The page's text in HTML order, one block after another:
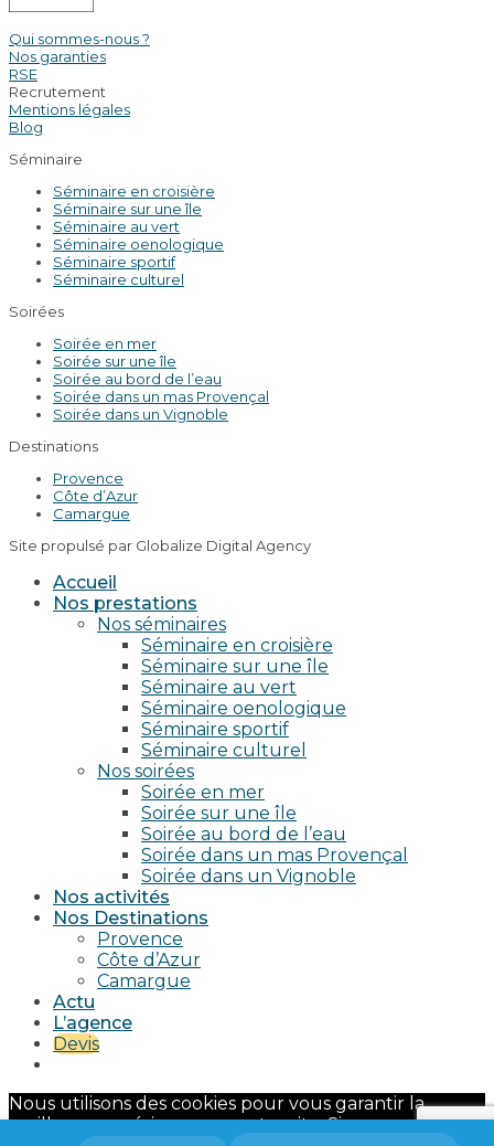
Qui sommes-nous ?
Nos garanties
RSE
Recrutement
Mentions légales
Blog
Séminaire
Séminaire en croisière
Séminaire sur une île
Séminaire au vert
Séminaire oenologique
Séminaire sportif
Séminaire culturel
Soirées
Soirée en mer
Soirée sur une île
Soirée au bord de l’eau
Soirée dans un mas Provençal
Soirée dans un Vignoble
Destinations
Provence
Côte d’Azur
Camargue
Site propulsé par Globalize Digital Agency
Accueil
Nos prestations
Nos séminaires
Séminaire en croisière
Séminaire sur une île
Séminaire au vert
Séminaire oenologique
Séminaire sportif
Séminaire culturel
Nos soirées
Soirée en mer
Soirée sur une île
Soirée au bord de l’eau
Soirée dans un mas Provençal
Soirée dans un Vignoble
Nos activités
Nos Destinations
Provence
Côte d’Azur
Camargue
Actu
L’agence
Devis
Nous utilisons des cookies pour vous garantir la
meilleure expérience sur notre site. Si vous continuez